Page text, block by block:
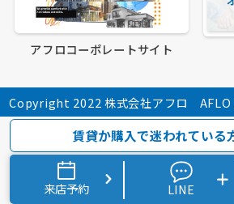
アフロコーポレートサイト
Copyright 2022 株式会社アフロ
賃貸か購入で迷われている
来店予約 LINE